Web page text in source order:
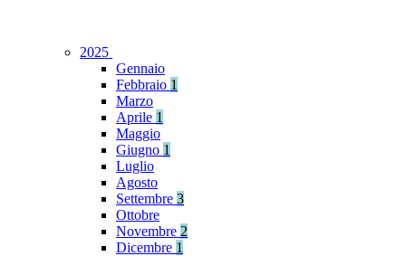
2025
Gennaio
Febbraio 1
Marzo
Aprile 1
Maggio
Giugno 1
Luglio
Agosto
Settembre 3
Ottobre
Novembre 2
Dicembre 1